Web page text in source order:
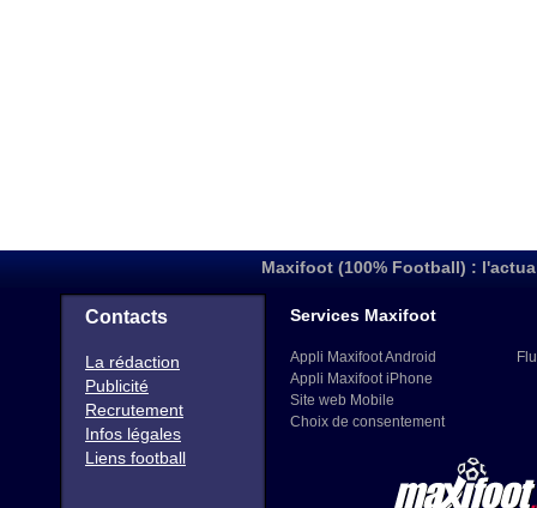
Maxifoot (100% Football) :
Contacts
La rédaction
Publicité
Recrutement
Infos légales
Liens football
Services Maxifoot
Appli Maxifoot Android
Appli Maxifoot iPhone
Site web Mobile
Choix de consentement